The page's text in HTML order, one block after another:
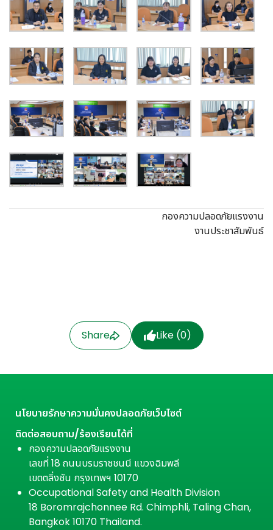
กองความปลอดภัยแรงงาน
งานประชาสัมพันธ์
Share Like (0)
นโยบายรักษาความมั่นคงปลอดภัยเว็บไซต์
ติดต่อสอบถาม/ร้องเรียนได้ที่
กองความปลอดภัยแรงงาน
เลขที่ 18 ถนนบรมราชชนนี แขวงฉิมพลี
เขตตลิ่งชัน กรุงเทพฯ 10170
Occupational Safety and Health Division
18 Boromrajchonnee Rd. Chimphli, Taling Chan,
Bangkok 10170 Thailand.